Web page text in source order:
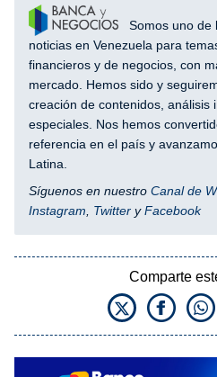
Somos uno de
noticias en Venezuela para
financieros y de negocios, con
mercado. Hemos sido y
creación de contenidos, análisis
especiales. Nos hemos
referencia en el país y
Latina.
Síguenos en nuestro Canal de
Instagram, Twitter yFacebook
Comparte